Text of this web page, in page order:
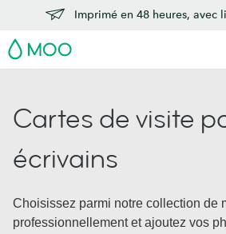
Imprimé en 48 heures, avec
MOO
Cartes de visite
écrivains
Choisissez parmi notre collection de
professionnellement et ajoutez vos